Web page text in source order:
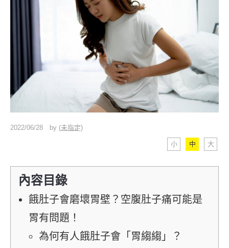
2022/06/28 by (未指定)
小 中 大
內容目錄
餓肚子會磨壞胃壁？空腹肚子痛可能是
胃有問題！
為何有人餓肚子會「胃縐縐」？